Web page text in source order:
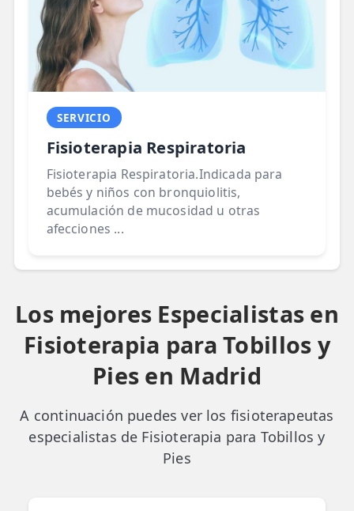
SERVICIO
Fisioterapia Respiratoria
Fisioterapia Respiratoria.Indicada para
bebés y niños con bronquiolitis,
acumulación de mucosidad u otras
afecciones ...
Los mejores Especialistas en
Fisioterapia para Tobillos y
Pies en Madrid
A continuación puedes ver los fisioterapeutas
especialistas de Fisioterapia para Tobillos y
Pies